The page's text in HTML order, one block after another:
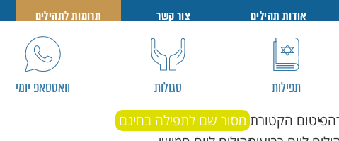
אודות תהילים צור קשר תרומות לתהילים
תפילות סגולות וואטסאפ יומי
פיטום הקטורת מסור שם לתפילה בחינם